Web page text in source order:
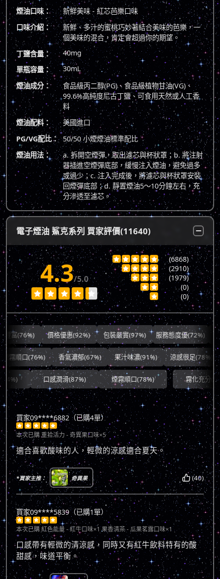
煙油口味：
新鮮美味 - 紅芯芭樂口味
口味介紹：
新鮮、多汁的蜜桃巧妙著結合美味的芭樂，一
個美味的混合，肯定會超過你的期望。
丁鹽含量：
40mg
單瓶容量：
30mL
煙油成分：
食品級丙二醇(PG)、食品級植物甘油(VG)、
99.6%高純度尼古丁鹽、可食用天然或人工香
料
煙油配料：
美國進口
PG/VG配比：
50/50 小煙煙油標準配比
煙油用法：
a. 拆開空煙彈，取出濾芯與杯狀罩；b. 將注射
器插進空煙彈底部，緩慢注入煙油，避免過多
或過少；c. 注入完成後，將濾芯與杯狀罩安裝
回煙彈底部；d. 靜置煙油5～10分鐘左右，充
分滲透至濾芯。
電子煙油 鯊克系列 買家評價(11640)
4.3/5.0
    
     (6868)
    (2910)
   (1979)
  (0)
 (0)
(76%) 價格優惠(92%) 包裝嚴實(97%) 服務態度優(72%) 出貨
順口(76%) 香氣濃郁(67%) 果汁味濃(91%) 涼感很足(78%)
口感潤滑(87%) 煙霧順口(78%) 霧化充分(90%)
買家09****6882（已購4單）
    
本次已購重拾活力 - 奇異果口味×5
適合喜歡酸味的人，輕微的涼感適合夏天。
*買家主推： 奇異果 (40)
買家09****5839（已購1單）
    
本次已購紅色能量 - 紅牛口味×1 果香清茶 - 瓜果茗露口味×1
口感帶有輕微的清涼感，同時又有紅牛飲料特有的酸
甜感，味道平衡。